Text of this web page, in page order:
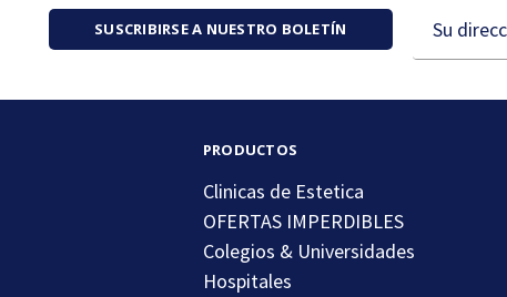
SUSCRIBIRSE A NUESTRO BOLETÍN
de
electrónico
PRODUCTOS
Clinicas de Estetica
OFERTAS IMPERDIBLES
Colegios & Universidades
Hospitales